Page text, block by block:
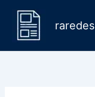
indholdet